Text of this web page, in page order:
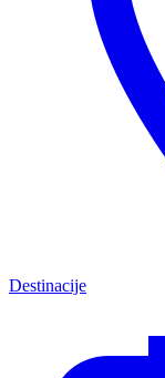
Destinacije